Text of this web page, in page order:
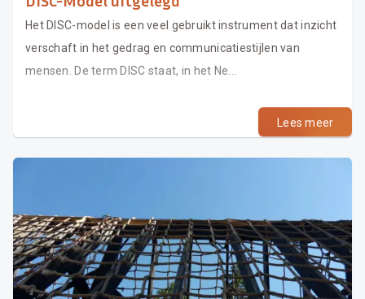
Het DISC-model is een veel gebruikt instrument dat inzicht
verschaft in het gedrag en communicatiestijlen van
mensen. De term DISC staat, in het Ne...
Lees meer